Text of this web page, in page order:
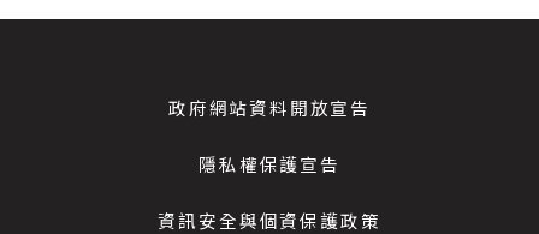
政府網站資料開放宣告
隱私權保護宣告
資訊安全與個資保護政策